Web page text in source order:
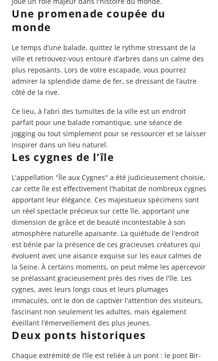
Une promenade coupée du
monde
Le temps d’une balade, quittez le rythme stressant de la
ville et retrouvez-vous entouré d’arbres dans un calme des
plus reposants. Lors de votre escapade, vous pourrez
admirer la splendide dame de fer, se dressant de l’autre
côté de la rive.
Ce lieu, à l’abri des tumultes de la ville est un endroit
parfait pour une balade romantique, une séance de
jogging ou tout simplement pour se ressourcer et se laisser
inspirer dans un lieu naturel.
Les cygnes de l’île
L'appellation "Île aux Cygnes" a été judicieusement choisie,
car cette île est effectivement l'habitat de nombreux cygnes
apportant leur élégance. Ces majestueux spécimens sont
un réel spectacle précieux sur cette île, apportant une
dimension de grâce et de beauté incontestable à son
atmosphère naturelle apaisante. La quiétude de l'endroit
est bénie par la présence de ces gracieuses créatures qui
évoluent avec une aisance exquise sur les eaux calmes de
la Seine. À certains moments, on peut même les apercevoir
se prélassant gracieusement près des rives de l'île. Les
cygnes, avec leurs longs cous et leurs plumages
immaculés, ont le don de captiver l'attention des visiteurs,
fascinant non seulement les adultes, mais également
éveillant l'émerveillement des plus jeunes.
Deux ponts historiques
Chaque extrémité de l’île est reliée à un pont : le pont Bir-